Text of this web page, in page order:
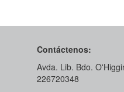
Contáctenos:
Avda. Lib. Bdo.
226720348